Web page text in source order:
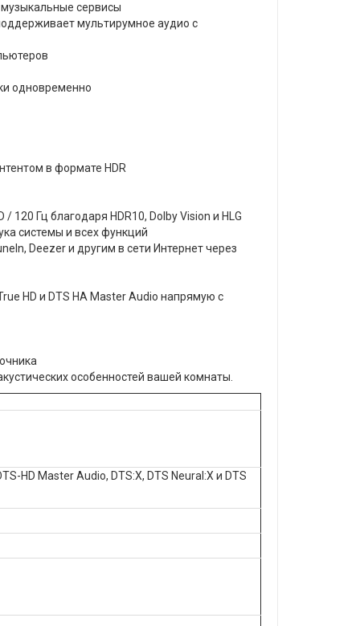
сервисы
мультирумное аудио с
одновременно
в формате HDR
Гц благодаря HDR10, Dolby Vision и HLG
системы и всех функций
Deezer и другим в сети Интернет через
HD и DTS HA Master Audio напрямую с
особенностей вашей комнаты.
HD Master Audio, DTS:X, DTS Neural:X и DTS